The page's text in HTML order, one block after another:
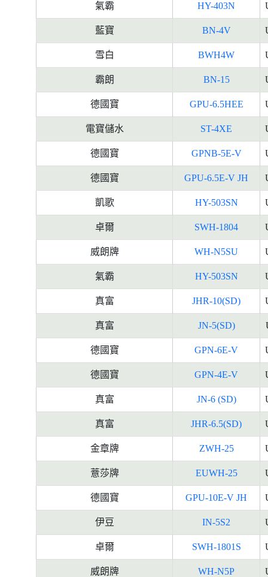
氣霸 HY-403N
藍寶 BN-4V
雪白 BWH4W
霸朗 BN-15
德國寶 GPU-6.5HEE
電寶儲水 ST-4XE
德國寶 GPNB-5E-V
德國寶 GPU-6.5E-V JH
凱歌 HY-503SN
卓爾 SWH-1804
威朗牌 WH-N5SU
氣霸 HY-503SN
真富 JHR-10(SD)
真富 JN-5(SD)
德國寶 GPN-6E-V
德國寶 GPN-4E-V
真富 JN-6 (SD)
真富 JHR-6.5(SD)
金章牌 ZWH-25
薏莎牌 EUWH-25
德國寶 GPU-10E-V JH
伊豆 IN-5S2
卓爾 SWH-1801S
威朗牌 WH-N5P